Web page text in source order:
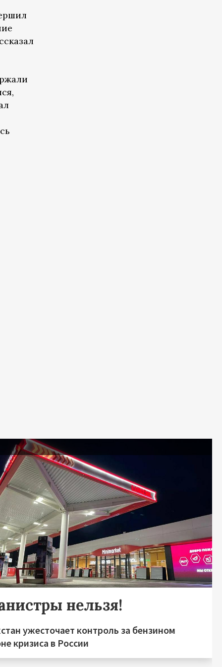
нельзя!
ужесточает контроль за бензином
кризиса в России